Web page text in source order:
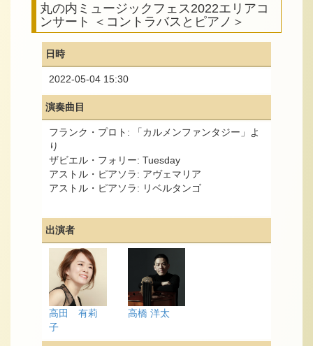
丸の内ミュージックフェス2022エリアコ
ンサート ＜コントラバスとピアノ＞
日時
2022-05-04 15:30
演奏曲目
フランク・プロト: 「カルメンファンタジー」よ
り
ザビエル・フォリー: Tuesday
アストル・ピアソラ: アヴェマリア
アストル・ピアソラ: リベルタンゴ
出演者
高田 有莉
子
高橋 洋太